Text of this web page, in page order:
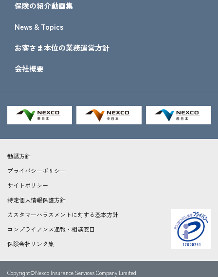
保険の紹介動画集
News & Topics
お客さま本位の業務運営方針
会社概要
勧誘方針
プライバシーポリシー
サイトポリシー
特定個人情報保護方針
カスタマーハラスメントに対する基本方針
コンプライアンス通報・相談窓口
保険会社リンク集
Copyright©Nexco Insurance Services Company Limited.